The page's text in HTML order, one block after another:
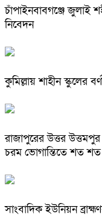
চাঁপাইনবাবগঞ্জে জুলাই
নিবেদন
কুমিল্লায় শাহীন স্কুলের
রাজাপুরের উত্তর উত্তমপুর
চরম ভোগান্তিতে শত শত
সাংবাদিক ইউনিয়ন